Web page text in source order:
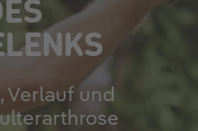
Verlauf und